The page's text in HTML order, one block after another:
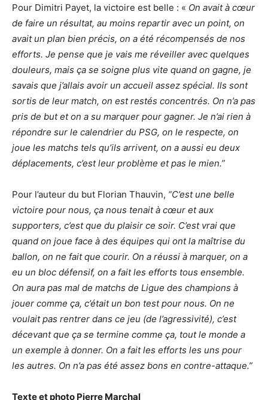
Pour Dimitri Payet, la victoire est belle : « On avait à cœur
de faire un résultat, au moins repartir avec un point, on
avait un plan bien précis, on a été récompensés de nos
efforts. Je pense que je vais me réveiller avec quelques
douleurs, mais ça se soigne plus vite quand on gagne, je
savais que j’allais avoir un accueil assez spécial. Ils sont
sortis de leur match, on est restés concentrés. On n’a pas
pris de but et on a su marquer pour gagner. Je n’ai rien à
répondre sur le calendrier du PSG, on le respecte, on
joue les matchs tels qu’ils arrivent, on a aussi eu deux
déplacements, c’est leur problème et pas le mien.”
Pour l’auteur du but Florian Thauvin, “C’est une belle
victoire pour nous, ça nous tenait à cœur et aux
supporters, c’est que du plaisir ce soir. C’est vrai que
quand on joue face à des équipes qui ont la maîtrise du
ballon, on ne fait que courir. On a réussi à marquer, on a
eu un bloc défensif, on a fait les efforts tous ensemble.
On aura pas mal de matchs de Ligue des champions à
jouer comme ça, c’était un bon test pour nous. On ne
voulait pas rentrer dans ce jeu (de l’agressivité), c’est
décevant que ça se termine comme ça, tout le monde a
un exemple à donner. On a fait les efforts les uns pour
les autres. On n’a pas été assez bons en contre-attaque.”
Texte et photo Pierre Marchal